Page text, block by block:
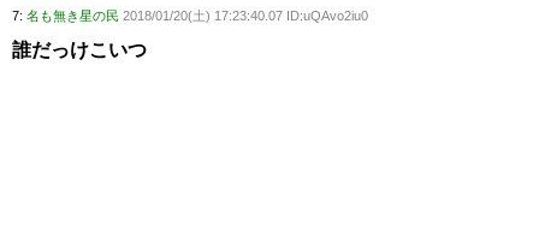
7: 名も無き星の民 2018/01/20(土) 17:23:40.07 ID:uQAvo2iu0
誰だっけこいつ